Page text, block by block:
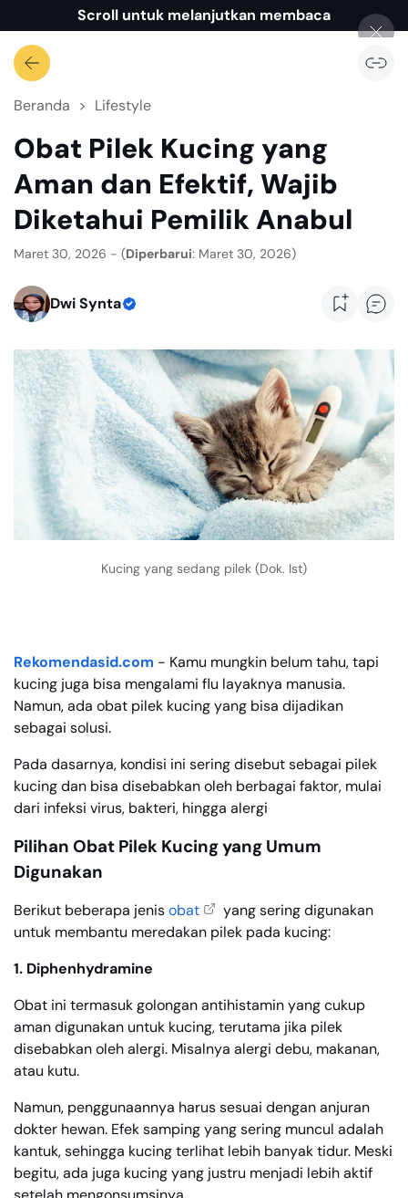
Scroll untuk melanjutkan membaca
Beranda Lifestyle
Obat Pilek Kucing yang
Aman dan Efektif, Wajib
Diketahui Pemilik Anabul
Maret 30, 2026 - (Diperbarui: Maret 30, 2026)
Dwi Synta
Kucing yang sedang pilek (Dok. Ist)
Rekomendasid.com - Kamu mungkin belum tahu, tapi
kucing juga bisa mengalami flu layaknya manusia.
Namun, ada obat pilek kucing yang bisa dijadikan
sebagai solusi.
Pada dasarnya, kondisi ini sering disebut sebagai pilek
kucing dan bisa disebabkan oleh berbagai faktor, mulai
dari infeksi virus, bakteri, hingga alergi
Pilihan Obat Pilek Kucing yang Umum
Digunakan
Berikut beberapa jenisobat
yang sering digunakan
untuk membantu meredakan pilek pada kucing:
1. Diphenhydramine
Obat ini termasuk golongan antihistamin yang cukup
aman digunakan untuk kucing, terutama jika pilek
disebabkan oleh alergi. Misalnya alergi debu, makanan,
atau kutu.
Namun, penggunaannya harus sesuai dengan anjuran
dokter hewan. Efek samping yang sering muncul adalah
kantuk, sehingga kucing terlihat lebih banyak tidur. Meski
begitu, ada juga kucing yang justru menjadi lebih aktif